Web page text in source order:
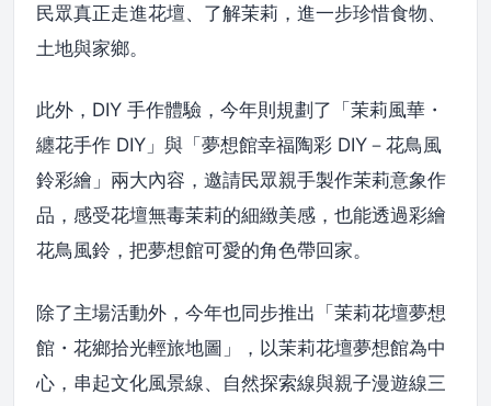
民眾真正走進花壇、了解茉莉，進一步珍惜食物、
土地與家鄉。
此外，DIY 手作體驗，今年則規劃了「茉莉風華・
纏花手作 DIY」與「夢想館幸福陶彩 DIY－花鳥風
鈴彩繪」兩大內容，邀請民眾親手製作茉莉意象作
品，感受花壇無毒茉莉的細緻美感，也能透過彩繪
花鳥風鈴，把夢想館可愛的角色帶回家。
除了主場活動外，今年也同步推出「茉莉花壇夢想
館・花鄉拾光輕旅地圖」，以茉莉花壇夢想館為中
心，串起文化風景線、自然探索線與親子漫遊線三